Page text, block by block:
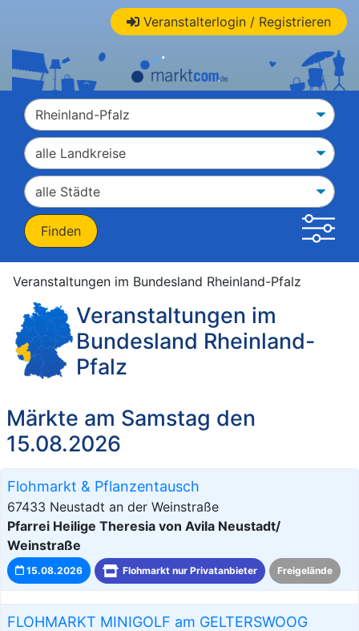
Veranstalterlogin / Registrieren
Veranstaltungen im Bundesland Rheinland-Pfalz
Veranstaltungen im
Bundesland Rheinland-
Pfalz
Märkte am Samstag den
15.08.2026
Flohmarkt & Pflanzentausch
67433 Neustadt an der Weinstraße
Pfarrei Heilige Theresia von Avila Neustadt/
Weinstraße
15.08.2026 Flohmarkt nur Privatanbieter Freigelände
FLOHMARKT MINIGOLF am GELTERSWOOG